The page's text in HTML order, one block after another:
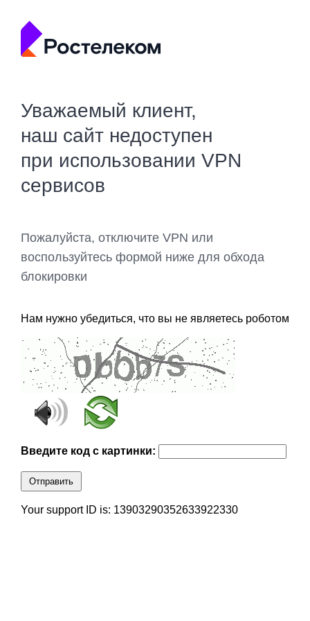
Уважаемый клиент,
наш сайт недоступен
при использовании VPN
сервисов
Пожалуйста, отключите VPN или
воспользуйтесь формой ниже для обхода
блокировки
Нам нужно убедиться, что вы не являетесь роботом
Введите код с картинки:
Отправить
Your support ID is: 13903290352633922330